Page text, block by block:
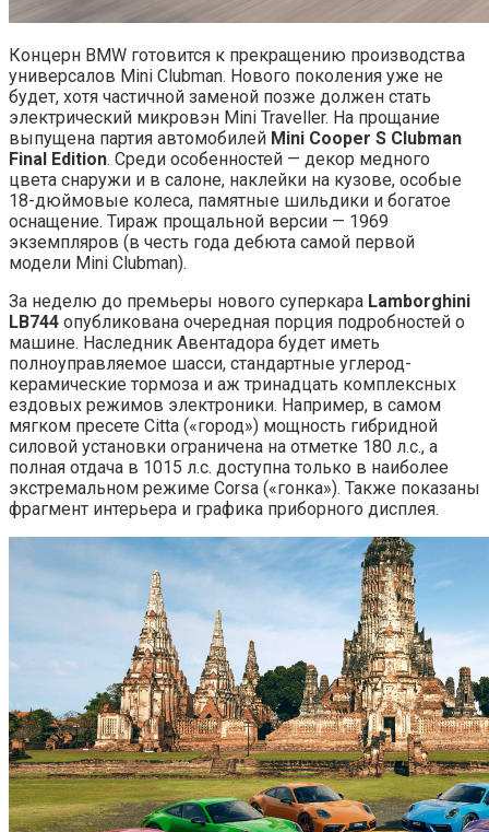
Концерн BMW готовится к прекращению производства
универсалов Mini Clubman. Нового поколения уже не
будет, хотя частичной заменой позже должен стать
электрический микровэн Mini Traveller. На прощание
выпущена партия автомобилей Mini Cooper S Clubman
Final Edition. Среди особенностей — декор медного
цвета снаружи и в салоне, наклейки на кузове, особые
18-дюймовые колеса, памятные шильдики и богатое
оснащение. Тираж прощальной версии — 1969
экземпляров (в честь года дебюта самой первой
модели Mini Clubman).
За неделю до премьеры нового суперкара Lamborghini
LB744 опубликована очередная порция подробностей о
машине. Наследник Авентадора будет иметь
полноуправляемое шасси, стандартные углерод-
керамические тормоза и аж тринадцать комплексных
ездовых режимов электроники. Например, в самом
мягком пресете Citta («город») мощность гибридной
силовой установки ограничена на отметке 180 л.с., а
полная отдача в 1015 л.с. доступна только в наиболее
экстремальном режиме Corsa («гонка»). Также показаны
фрагмент интерьера и графика приборного дисплея.